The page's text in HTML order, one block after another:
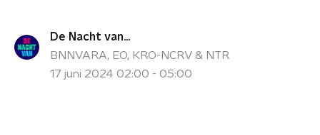
De Nacht van...
BNNVARA, EO, KRO-NCRV & NTR
17 juni 2024 02:00 - 05:00